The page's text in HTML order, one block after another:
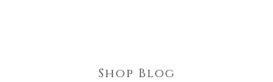
Shop Blog